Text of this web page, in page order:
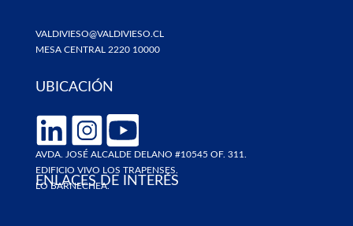
VALDIVIESO@VALDIVIESO.CL
MESA CENTRAL 2220 10000
UBICACIÓN
AVDA. JOSÉ ALCALDE DELANO #10545 OF. 311.
EDIFICIO VIVO LOS TRAPENSES.
LO BARNECHEA.
ENLACES DE INTERÉS